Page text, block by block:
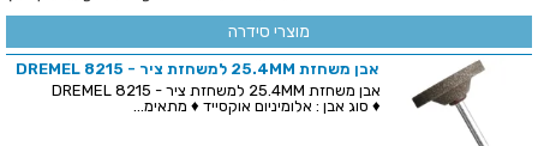
מוצרי סידרה
אבן משחזת 25.4MM למשחזת ציר - DREMEL 8215
♦ סוג אבן : אלומיניום אוקסייד ♦ מתאימ...